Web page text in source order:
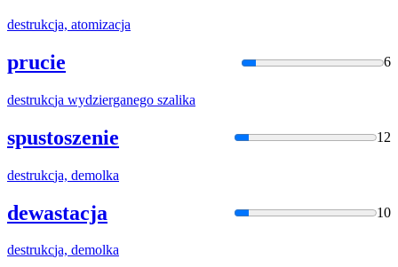
destrukcja, atomizacja
prucie 6
destrukcja wydzierganego szalika
spustoszenie 12
destrukcja, demolka
dewastacja 10
destrukcja, demolka